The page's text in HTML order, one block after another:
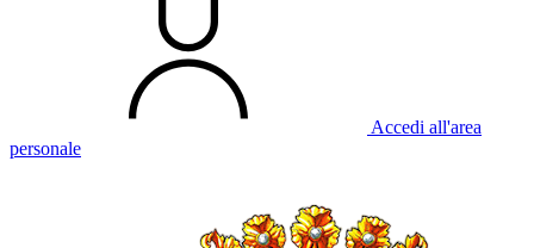
Accedi all'area
personale